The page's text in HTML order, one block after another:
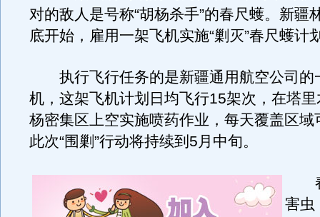
对的敌人是号称“胡杨杀手”的春尺蠖。新疆
底开始，雇用一架飞机实施“剿灭”春尺蠖计
执行飞行任务的是新疆通用航空公司的
机，这架飞机计划日均飞行15架次，在塔
杨密集区上空实施喷药作业，每天覆盖区
此次“围剿”行动将持续到5月中旬。
春
害虫